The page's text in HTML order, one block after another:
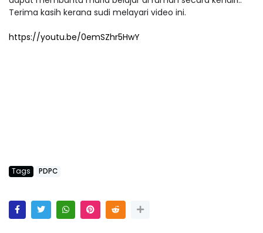
Terima kasih kerana sudi melayari video ini.
https://youtu.be/0emSZhr5HwY
Tags PDPC